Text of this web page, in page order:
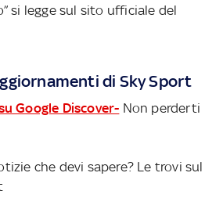
si legge sul sito ufficiale del
di Sky Sport
Google Discover- Non perderti
che devi sapere? Le trovi sul